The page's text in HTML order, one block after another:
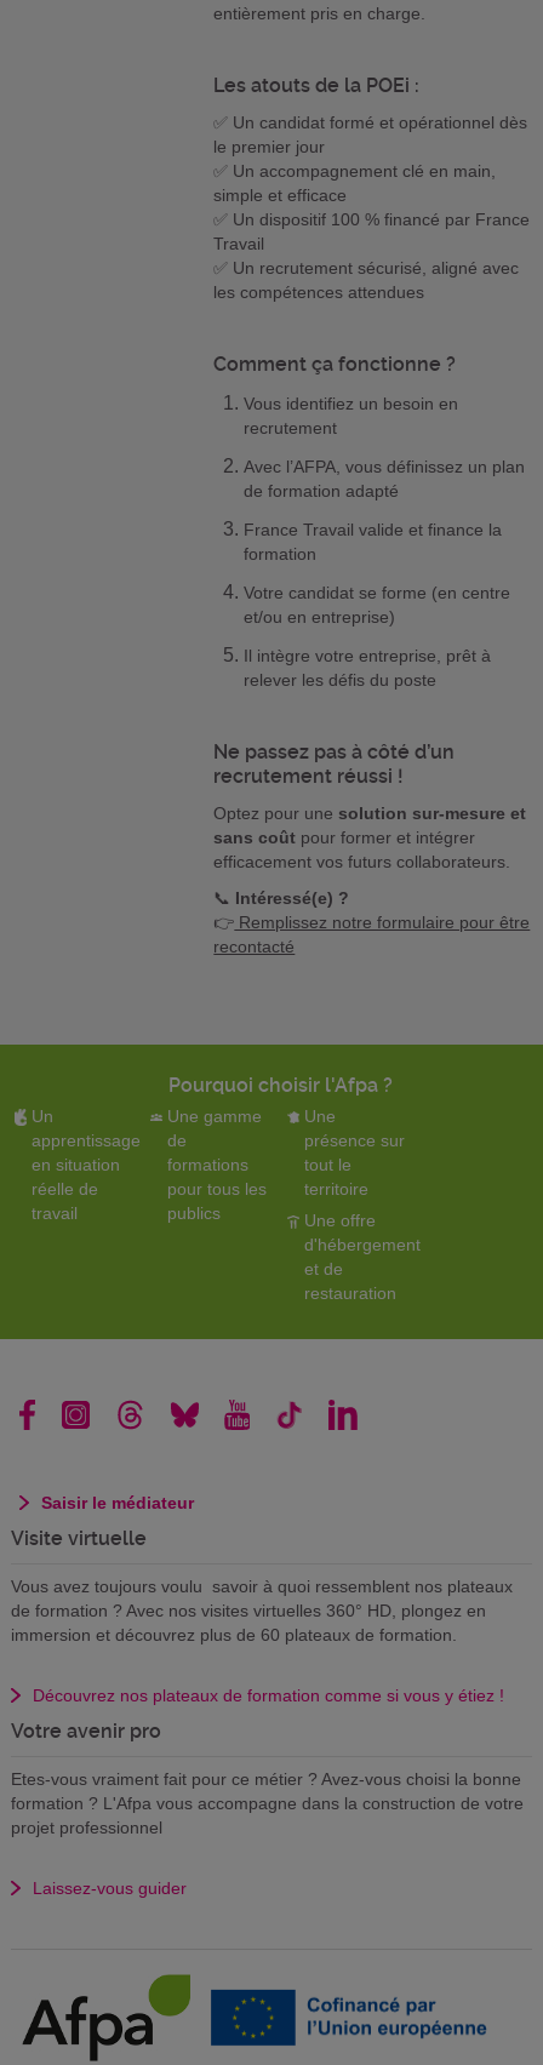
entièrement pris en charge.
Les atouts de la POEi :
✅ Un candidat formé et opérationnel dès
le premier jour
✅ Un accompagnement clé en main,
simple et efficace
✅ Un dispositif 100 % financé par France
Travail
✅ Un recrutement sécurisé, aligné avec
les compétences attendues
Comment ça fonctionne ?
Vous identifiez un besoin en
recrutement
Avec l’AFPA, vous définissez un plan
de formation adapté
France Travail valide et finance la
formation
Votre candidat se forme (en centre
et/ou en entreprise)
Il intègre votre entreprise, prêt à
relever les défis du poste
Ne passez pas à côté d’un
recrutement réussi !
Optez pour une solution sur-mesure et
sans coût pour former et intégrer
efficacement vos futurs collaborateurs.
📞 Intéressé(e) ?
👉 Remplissez notre formulaire pour être
recontacté
Pourquoi choisir l'Afpa ?
Un
apprentissage
en situation
réelle de
travail
Une gamme
de
formations
pour tous les
publics
Une
présence sur
tout le
territoire
Une offre
d'hébergement
et de
restauration
Saisir le médiateur
Visite virtuelle
Vous avez toujours voulu savoir à quoi ressemblent nos plateaux
de formation ? Avec nos visites virtuelles 360° HD, plongez en
immersion et découvrez plus de 60 plateaux de formation.
Découvrez nos plateaux de formation comme si vous y étiez !
Votre avenir pro
Etes-vous vraiment fait pour ce métier ? Avez-vous choisi la bonne
formation ? L'Afpa vous accompagne dans la construction de votre
projet professionnel
Laissez-vous guider